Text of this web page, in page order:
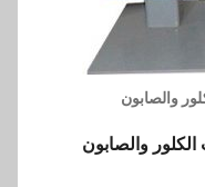
والصابون
والصابون